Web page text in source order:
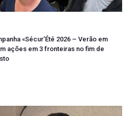
«Sécur’Été 2026 – Verão em
ações em 3 fronteiras no fim de